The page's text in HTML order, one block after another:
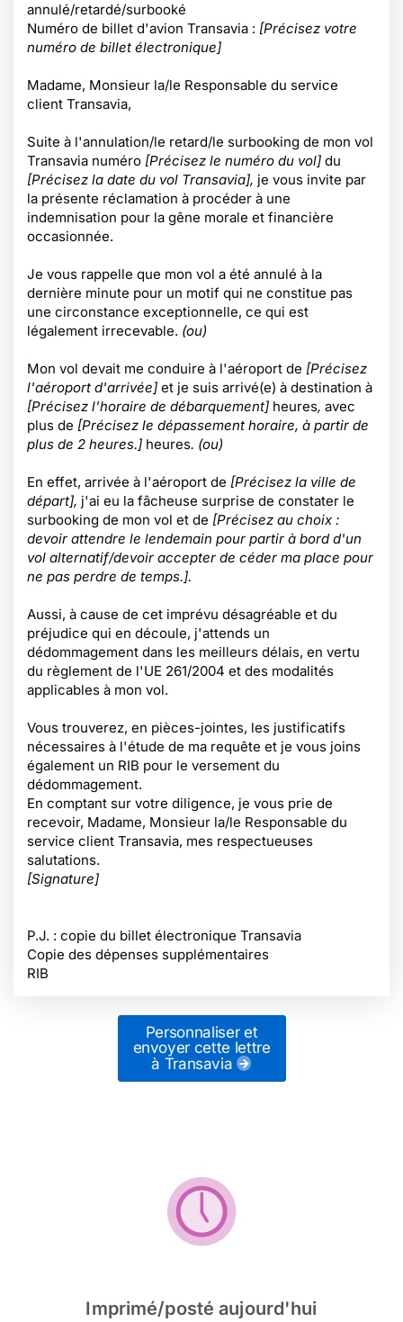
annulé/retardé/surbooké
Numéro de billet d'avion Transavia : [Précisez votre
numéro de billet électronique]
Madame, Monsieur la/le Responsable du service
client Transavia,
Suite à l'annulation/le retard/le surbooking de mon vol
Transavia numéro [Précisez le numéro du vol] du
[Précisez la date du vol Transavia], je vous invite par
la présente réclamation à procéder à une
indemnisation pour la gêne morale et financière
occasionnée.
Je vous rappelle que mon vol a été annulé à la
dernière minute pour un motif qui ne constitue pas
une circonstance exceptionnelle, ce qui est
légalement irrecevable. (ou)
Mon vol devait me conduire à l'aéroport de [Précisez
l'aéroport d'arrivée] et je suis arrivé(e) à destination à
[Précisez l'horaire de débarquement] heures, avec
plus de [Précisez le dépassement horaire, à partir de
plus de 2 heures.] heures. (ou)
En effet, arrivée à l'aéroport de [Précisez la ville de
départ], j'ai eu la fâcheuse surprise de constater le
surbooking de mon vol et de [Précisez au choix :
devoir attendre le lendemain pour partir à bord d'un
vol alternatif/devoir accepter de céder ma place pour
ne pas perdre de temps.].
Aussi, à cause de cet imprévu désagréable et du
préjudice qui en découle, j'attends un
dédommagement dans les meilleurs délais, en vertu
du règlement de l'UE 261/2004 et des modalités
applicables à mon vol.
Vous trouverez, en pièces-jointes, les justificatifs
nécessaires à l'étude de ma requête et je vous joins
également un RIB pour le versement du
dédommagement.
En comptant sur votre diligence, je vous prie de
recevoir, Madame, Monsieur la/le Responsable du
service client Transavia, mes respectueuses
salutations.
[Signature]
P.J. : copie du billet électronique Transavia
Copie des dépenses supplémentaires
RIB
Personnaliser et
envoyer cette lettre
à Transavia
Imprimé/posté aujourd'hui